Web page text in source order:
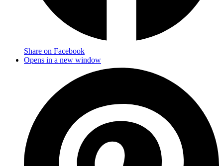
Share on Facebook
Opens in a new window